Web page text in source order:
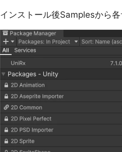
インストール後Samplesから